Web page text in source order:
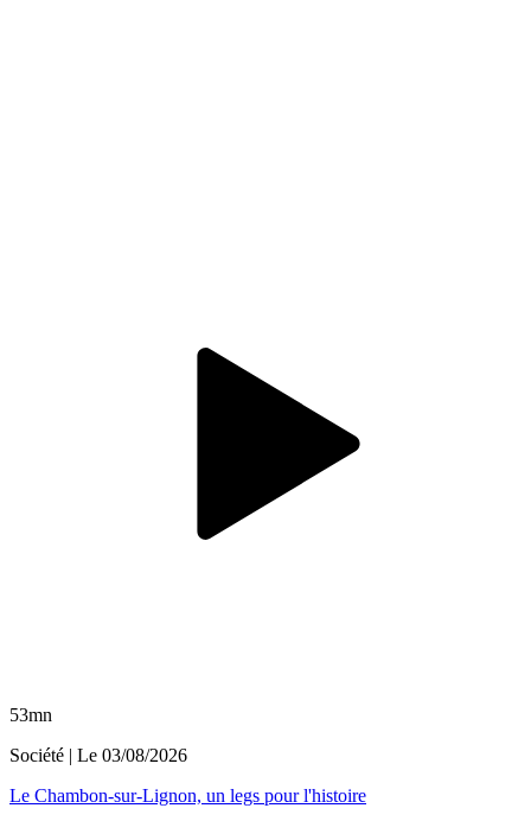
53mn
Société | Le 03/08/2026
Le Chambon-sur-Lignon, un legs pour l'histoire